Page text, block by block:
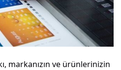
markanızın ve ürünlerinizin